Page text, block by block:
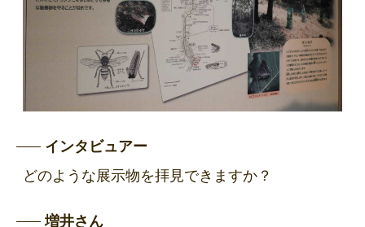
インタビュアー
どのような展示物を拝見できますか？
増井さん